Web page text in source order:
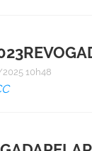
10h48